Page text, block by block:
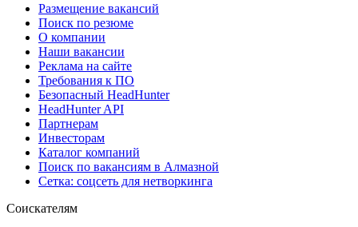
Размещение вакансий
Поиск по резюме
О компании
Наши вакансии
Реклама на сайте
Требования к ПО
Безопасный HeadHunter
HeadHunter API
Партнерам
Инвесторам
Каталог компаний
Поиск по вакансиям в Алмазной
Сетка: соцсеть для нетворкинга
Соискателям